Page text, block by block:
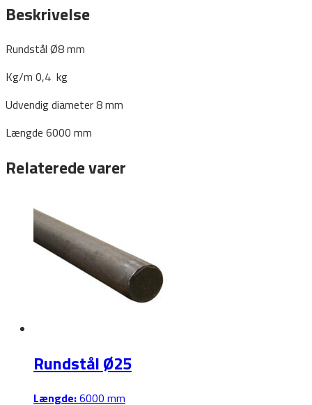
Beskrivelse
Rundstål Ø8 mm
Kg/m 0,4 kg
Udvendig diameter 8 mm
Længde 6000 mm
Relaterede varer
Rundstål Ø25
Længde:6000 mm